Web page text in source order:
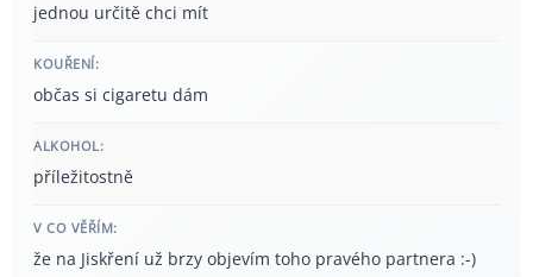
jednou určitě chci mít
KOUŘENÍ:
občas si cigaretu dám
ALKOHOL:
příležitostně
V CO VĚŘÍM:
že na Jiskření už brzy objevím toho pravého partnera :-)